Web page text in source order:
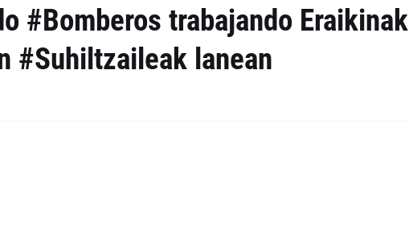
#Bomberos trabajando Eraikinak
#Suhiltzaileak lanean